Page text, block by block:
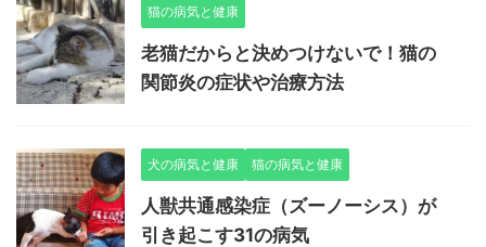
猫の病気と健康
老猫だからと決めつけないで！猫の
関節炎の症状や治療方法
犬の病気と健康 猫の病気と健康
人獣共通感染症（ズーノーシス）が
引き起こす31の病気